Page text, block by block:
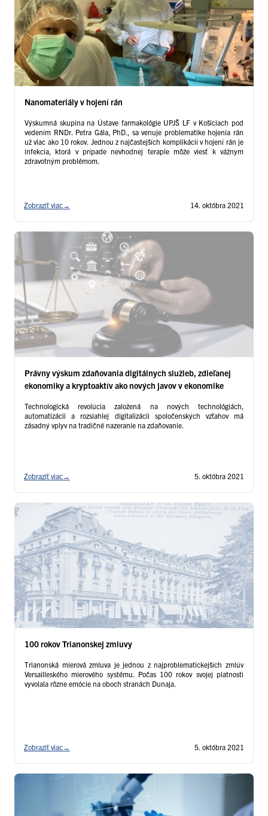
Nanomateriály v hojení rán
Výskumná skupina na Ústave farmakológie UPJŠ LF v Košiciach pod
vedením RNDr. Petra Gála, PhD., sa venuje problematike hojenia rán
už viac ako 10 rokov. Jednou z najčastejších komplikácií v hojení rán je
infekcia, ktorá v prípade nevhodnej terapie môže viesť k vážnym
zdravotným problémom.
Zobraziť viac→ 14. októbra 2021
Právny výskum zdaňovania digitálnych služieb, zdieľanej
ekonomiky a kryptoaktív ako nových javov v ekonomike
Technologická revolúcia založená na nových technológiách,
automatizácii a rozsiahlej digitalizácii spoločenských vzťahov má
zásadný vplyv na tradičné nazeranie na zdaňovanie.
Zobraziť viac→ 5. októbra 2021
100 rokov Trianonskej zmluvy
Trianonská mierová zmluva je jednou z najproblematickejších zmlúv
Versailleského mierového systému. Počas 100 rokov svojej platnosti
vyvolala rôzne emócie na oboch stranách Dunaja.
Zobraziť viac→ 5. októbra 2021